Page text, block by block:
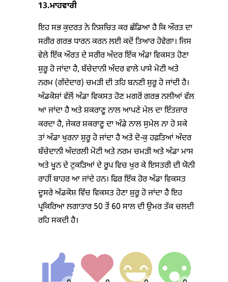
13.ਮਾਹਵਾਰੀ
ਇਹ ਸਭ ਕੁਦਰਤ ਨੇ ਨਿਸ਼ਚਿਤ ਕਰ ਛੱਡਿਆ ਹੈ ਕਿ ਔਰਤ ਦਾ
ਸਰੀਰ ਗਰਭ ਧਾਰਨ ਕਰਨ ਲਈ ਕਦੋਂ ਤਿਆਰ ਹੋਵੇਗਾ। ਜਿਸ
ਵੇਲੇ ਇੱਕ ਔਰਤ ਦੇ ਸਰੀਰ ਅੰਦਰ ਇੱਕ ਅੰਡਾ ਵਿਕਸਤ ਹੋਣਾ
ਸ਼ੁਰੂ ਹੋ ਜਾਂਦਾ ਹੈ, ਬੱਚੇਦਾਨੀ ਅੰਦਰ ਵਾਲੇ ਪਾਸੇ ਮੋਟੀ ਅਤੇ
ਨਰਮ (ਗੱਦੇਦਾਰ) ਚਮੜੀ ਦੀ ਤਹਿ ਬਨਣੀ ਸ਼ੁਰੂ ਹੋ ਜਾਂਦੀ ਹੈ।
ਅੰਡਕੋਸ਼ਾਂ ਵੱਲੋਂ ਅੰਡਾ ਵਿਕਸਤ ਹੋਣ ਮਗਰੋਂ ਗਰਭ ਨਲੀਆਂ ਵੱਲ
ਆ ਜਾਂਦਾ ਹੈ ਅਤੇ ਸ਼ਕਰਾਣੂ ਨਾਲ ਆਪਣੇ ਮੇਲ ਦਾ ਇੰਤਜ਼ਾਰ
ਕਰਦਾ ਹੈ, ਜੇਕਰ ਸ਼ਕਰਾਣੂ ਦਾ ਅੰਡੇ ਨਾਲ ਸੁਮੇਲ ਨਾ ਹੋ ਸਕੇ
ਤਾਂ ਅੰਡਾ ਖੁਰਨਾ ਸ਼ੁਰੂ ਹੋ ਜਾਂਦਾ ਹੈ ਅਤੇ ਦੋ-ਕੁ ਹਫ਼ਤਿਆਂ ਅੰਦਰ
ਬੱਚੇਦਾਨੀ ਅੰਦਰਲੀ ਮੋਟੀ ਅਤੇ ਨਰਮ ਚਮੜੀ ਅਤੇ ਅੰਡਾ ਮਾਸ
ਅਤੇ ਖੂਨ ਦੇ ਟੁਕੜਿਆਂ ਦੇ ਰੂਪ ਵਿਚ ਖੁਰ ਕੇ ਇਸਤਰੀ ਦੀ ਯੋਨੀ
ਰਾਹੀਂ ਬਾਹਰ ਆ ਜਾਂਦੇ ਹਨ। ਫਿਰ ਇੱਕ ਹੋਰ ਅੰਡਾ ਵਿਕਸਤ
ਦੂਸਰੇ ਅੰਡਕੋਸ਼ ਵਿੱਚ ਵਿਕਸਤ ਹੋਣਾ ਸ਼ੁਰੂ ਹੋ ਜਾਂਦਾ ਹੈ ਇਹ
ਪ੍ਰਕਿਰਿਆ ਲਗਾਤਾਰ 50 ਤੋਂ 60 ਸਾਲ ਦੀ ਉਮਰ ਤੱਕ ਚਲਦੀ
ਰਹਿ ਸਕਦੀ ਹੈ।